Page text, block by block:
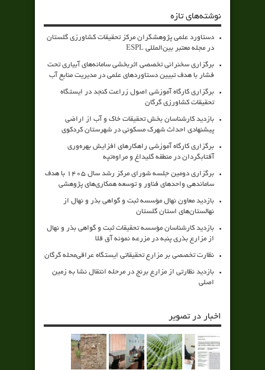
نوشته‌های تازه
دستاورد علمی پژوهشگران مرکز تحقیقات کشاورزی گلستان
در مجله معتبر بین‌المللی ESPL
برگزاری سخنرانی تخصصی اثربخشی سامانه‌های آبیاری تحت
فشار با هدف تبیین دستاوردهای علمی در مدیریت منابع آب
برگزاری کارگاه آموزشی اصول زراعت کنجد در ایستگاه
تحقیقات کشاورزی گرگان
بازدید کارشناسان بخش تحقیقات خاک و آب از اراضی
پیشنهادی احداث شهرک مسکونی در شهرستان کردکوی
برگزاری کارگاه آموزشی راهکارهای افزایش بهره‌وری
آفتابگردان در منطقه گلیداغ و مراوه‌تپه
برگزاری دومین جلسه شورای مرکز رشد سال ۱۴۰۵ با هدف
ساماندهی واحدهای فناور و توسعه همکاری‌های پژوهشی
بازدید معاون نهال مؤسسه ثبت و گواهی بذر و نهال از
نهالستان‌های استان گلستان
بازدید کارشناسان مؤسسه تحقیقات ثبت و گواهی بذر و نهال
از مزارع بذری پنبه در مزرعه نمونه آق قلا
نظارت تخصصی بر مزارع تحقیقاتی ایستگاه عراقی‌محله گرگان
بازدید نظارتی از مزارع برنج در مرحله انتقال نشا به زمین
اصلی
اخبار در تصویر